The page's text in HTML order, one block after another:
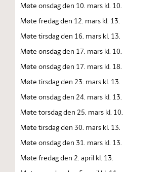
Møte onsdag den 10. mars kl. 10.
Møte fredag den 12. mars kl. 13.
Møte tirsdag den 16. mars kl. 13.
Møte onsdag den 17. mars kl. 10.
Møte onsdag den 17. mars kl. 18.
Møte tirsdag den 23. mars kl. 13.
Møte onsdag den 24. mars kl. 13.
Møte torsdag den 25. mars kl. 10.
Møte tirsdag den 30. mars kl. 13.
Møte onsdag den 31. mars kl. 13.
Møte fredag den 2. april kl. 13.